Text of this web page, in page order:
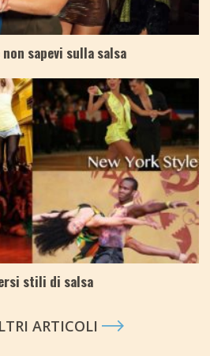
sapevi sulla salsa
stili di salsa
ARTICOLI